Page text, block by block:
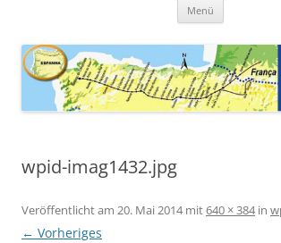
Menü
wpid-imag1432.jpg
Veröffentlicht am 20. Mai 2014mit640 × 384in
← Vorheriges